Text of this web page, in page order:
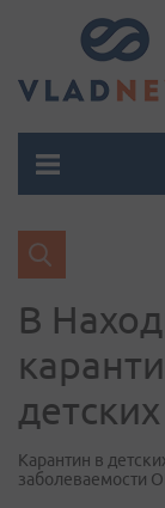
​В
Карантин в
заболеваемости